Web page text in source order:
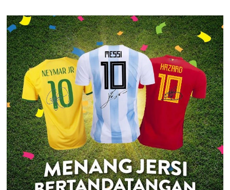
NEYMAR
DAN
HAZARD
DARI
YOODO